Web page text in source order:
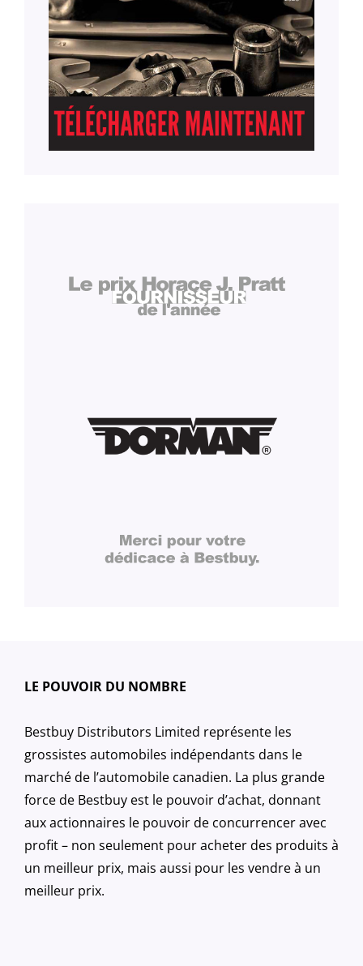
LE POUVOIR DU NOMBRE
Bestbuy Distributors Limited représente les
grossistes automobiles indépendants dans le
marché de l’automobile canadien. La plus grande
force de Bestbuy est le pouvoir d’achat, donnant
aux actionnaires le pouvoir de concurrencer avec
profit – non seulement pour acheter des produits à
un meilleur prix, mais aussi pour les vendre à un
meilleur prix.